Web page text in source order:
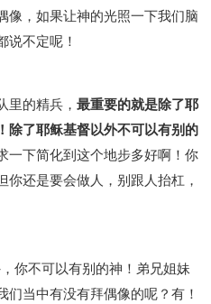
像，如果让神的光照一下我们脑
说不定呢！
里的精兵， 最重要的就是除了耶
除了耶稣基督以外不可以有别的
一下简化到这个地步多好啊！你
还是要会做人，别跟人抬杠，
你不可以有别的神！弟兄姐妹
当中有没有拜偶像的呢？有！